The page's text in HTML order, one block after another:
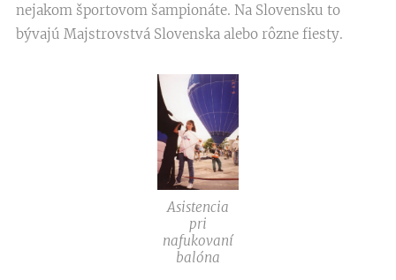
nejakom športovom šampionáte. Na Slovensku to
bývajú Majstrovstvá Slovenska alebo rôzne fiesty.
Asistencia
pri
nafukovaní
balóna